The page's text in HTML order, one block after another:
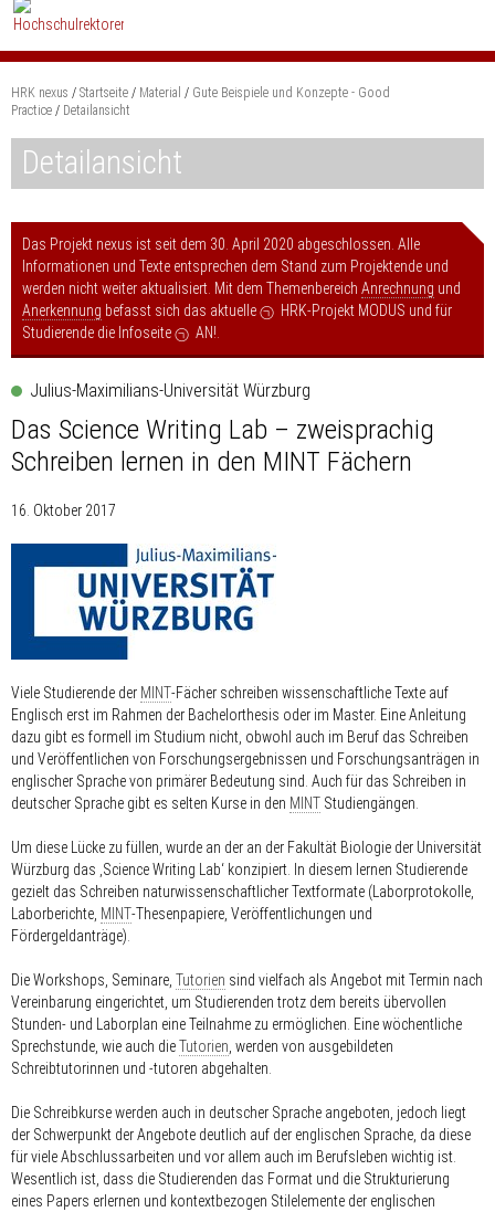
Zum
Content
springen
HRK nexus Startseite Material
Gute Beispiele und Konzepte - Good
Practice
Detailansicht
Detailansicht
Das Projekt nexus ist seit dem 30. April 2020 abgeschlossen. Alle
Informationen und Texte entsprechen dem Stand zum Projektende und
werden nicht weiter aktualisiert. Mit dem Themenbereich Anrechnung und
Anerkennung befasst sich das aktuelle HRK-Projekt MODUS und für
Studierende die Infoseite
AN!
Julius-Maximilians-Universität Würzburg
Das Science Writing Lab – zweisprachig
Schreiben lernen in den MINT Fächern
16. Oktober 2017
Viele Studierende der MINT-Fächer schreiben wissenschaftliche Texte auf
Englisch erst im Rahmen der Bachelorthesis oder im Master. Eine Anleitung
dazu gibt es formell im Studium nicht, obwohl auch im Beruf das Schreiben
und Veröffentlichen von Forschungsergebnissen und Forschungsanträgen in
englischer Sprache von primärer Bedeutung sind. Auch für das Schreiben in
deutscher Sprache gibt es selten Kurse in den MINT Studiengängen.
Um diese Lücke zu füllen, wurde an der an der Fakultät Biologie der Universität
Würzburg das ‚Science Writing Lab‘ konzipiert. In diesem lernen Studierende
gezielt das Schreiben naturwissenschaftlicher Textformate (Laborprotokolle,
Laborberichte, MINT-Thesenpapiere, Veröffentlichungen und
Fördergeldanträge).
Die Workshops, Seminare, Tutorien sind vielfach als Angebot mit Termin nach
Vereinbarung eingerichtet, um Studierenden trotz dem bereits übervollen
Stunden- und Laborplan eine Teilnahme zu ermöglichen. Eine wöchentliche
Sprechstunde, wie auch dieTutorien , werden von ausgebildeten
Schreibtutorinnen und -tutoren abgehalten.
Die Schreibkurse werden auch in deutscher Sprache angeboten, jedoch liegt
der Schwerpunkt der Angebote deutlich auf der englischen Sprache, da diese
für viele Abschlussarbeiten und vor allem auch im Berufsleben wichtig ist.
Wesentlich ist, dass die Studierenden das Format und die Strukturierung
eines Papers erlernen und kontextbezogen Stilelemente der englischen